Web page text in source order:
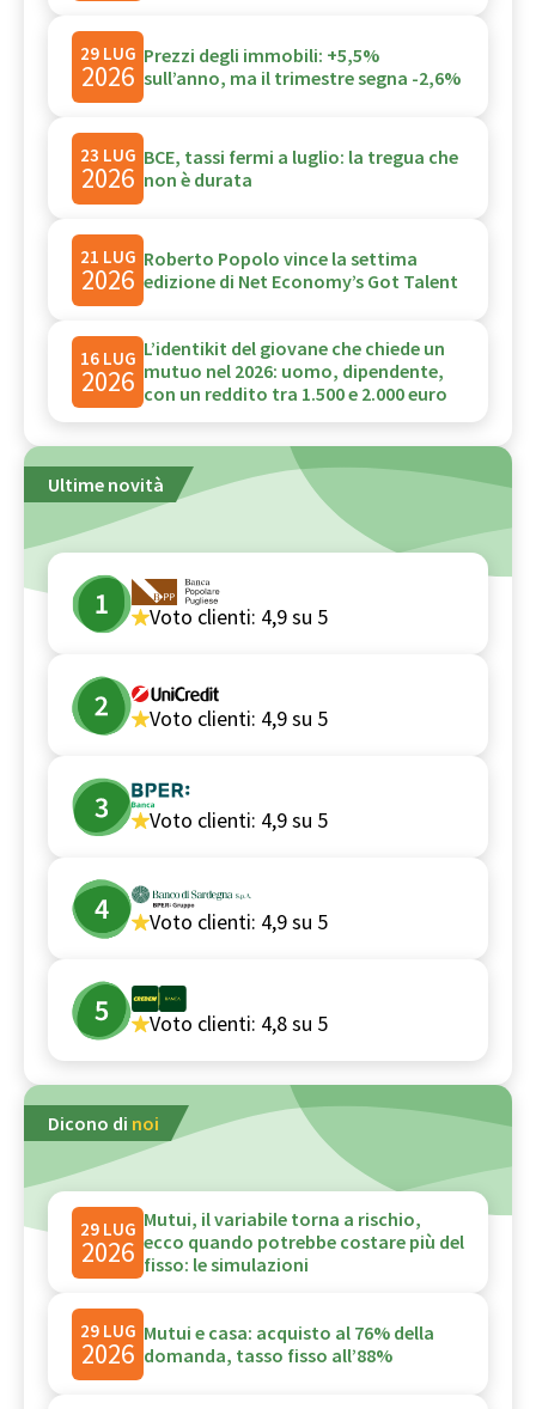
29 LUG
2026
Prezzi degli immobili: +5,5%
sull’anno, ma il trimestre segna -2,6%
23 LUG
2026
BCE, tassi fermi a luglio: la tregua che
non è durata
21 LUG
2026
Roberto Popolo vince la settima
edizione di Net Economy’s Got Talent
16 LUG
2026
L’identikit del giovane che chiede un
mutuo nel 2026: uomo, dipendente,
con un reddito tra 1.500 e 2.000 euro
Ultime novità
Voto clienti: 4,9su 5
Voto clienti: 4,9su 5
Voto clienti: 4,9su 5
Voto clienti: 4,9su 5
Voto clienti: 4,8su 5
Dicono di noi
29 LUG
2026
Mutui, il variabile torna a rischio,
ecco quando potrebbe costare più del
fisso: le simulazioni
29 LUG
2026
Mutui e casa: acquisto al 76% della
domanda, tasso fisso all’88%